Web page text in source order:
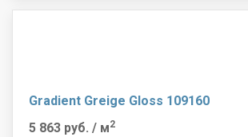
Gradient Greige Gloss 109160
5 863 руб. / м2